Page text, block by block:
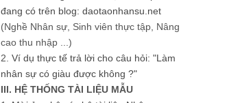
đang có trên blog: daotaonhansu.net
(Nghề Nhân sự, Sinh viên thực tập, Nâng
cao thu nhập ...)
2. Ví dụ thực tế trả lời cho câu hỏi: "Làm
nhân sự có giàu được không ?"
III. HỆ THỐNG TÀI LIỆU MẪU